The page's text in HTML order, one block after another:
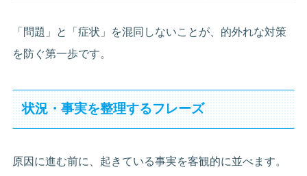
「問題」と「症状」を混同しないことが、的外れな対策
を防ぐ第一歩です。
状況・事実を整理するフレーズ
原因に進む前に、起きている事実を客観的に並べます。